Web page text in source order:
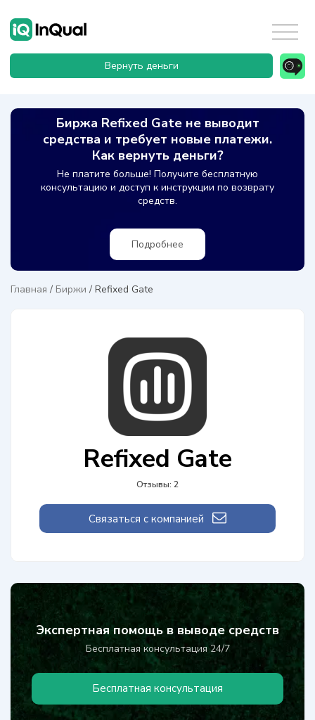
Вернуть деньги
Биржа Refixed Gate не выводит
средства и требует новые платежи.
Как вернуть деньги?
Не платите больше! Получите бесплатную
консультацию и доступ к инструкции по возврату
средств.
Подробнее
Главная / Биржи / Refixed Gate
Refixed Gate
Отзывы: 2
Связаться с компанией
Экспертная помощь в выводе средств
Бесплатная консультация 24/7
Бесплатная консультация